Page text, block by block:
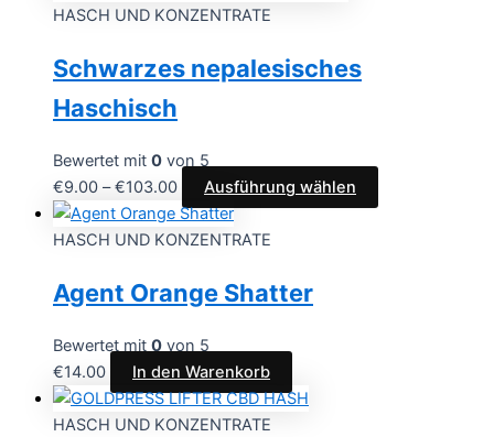
HASCH UND KONZENTRATE
Schwarzes nepalesisches
Haschisch
Bewertet mit 0 von 5
€9.00 –€103.00 Ausführung wählen
HASCH UND KONZENTRATE
Agent Orange Shatter
Bewertet mit 0 von 5
€14.00 In den Warenkorb
HASCH UND KONZENTRATE